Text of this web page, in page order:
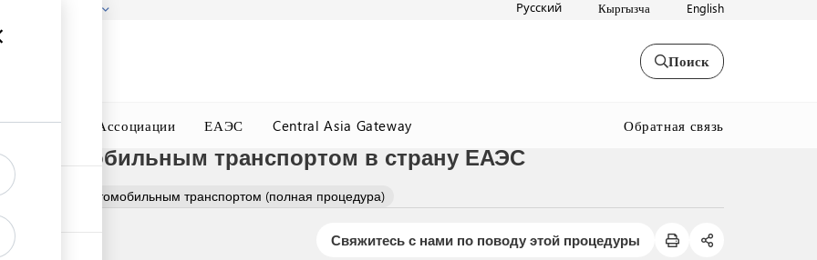
Русский Кыргызча English
Поиск
Окна Ассоциации ЕАЭС Central Asia Gateway Обратная связь
автомобильным транспортом в страну ЕАЭС
кормов автомобильным транспортом (полная процедура)
Свяжитесь с нами по поводу этой процедуры